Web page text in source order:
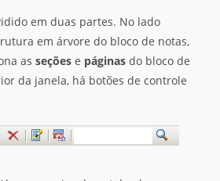
em duas partes. No lado
em árvore do bloco de notas,
asseções e páginas do bloco de
da janela, há botões de controle